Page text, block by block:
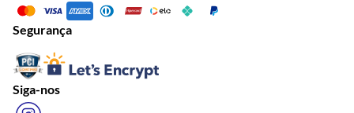
Segurança
Siga-nos